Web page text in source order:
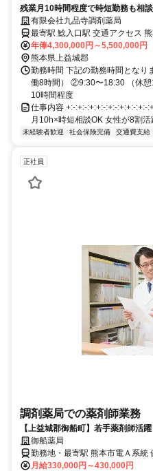
残業月10時間程度で時短勤務も相
の正社員薬剤師
有限会社九品寺調剤薬局
最寄駅 鯰入口駅 交
年俸4,300,000円～5,500,000円
熊本県上益城郡
勤務時間 下記の勤務時間とな
働8時間） ②9:30〜18:30 （休
10時間程度
仕事内容 +:-:+:-:+:+:-:+:-:+:+:-
月10h×時短相談OK 女性が8割
未経験者歓迎 社会保険完備 交通費支給
正社員
調剤薬局での薬剤師業務
【上益城郡御船町】若手薬剤師活
御船薬局
勤務地・最寄駅 熊本市電Ａ系統
月給330,000円～430,000円